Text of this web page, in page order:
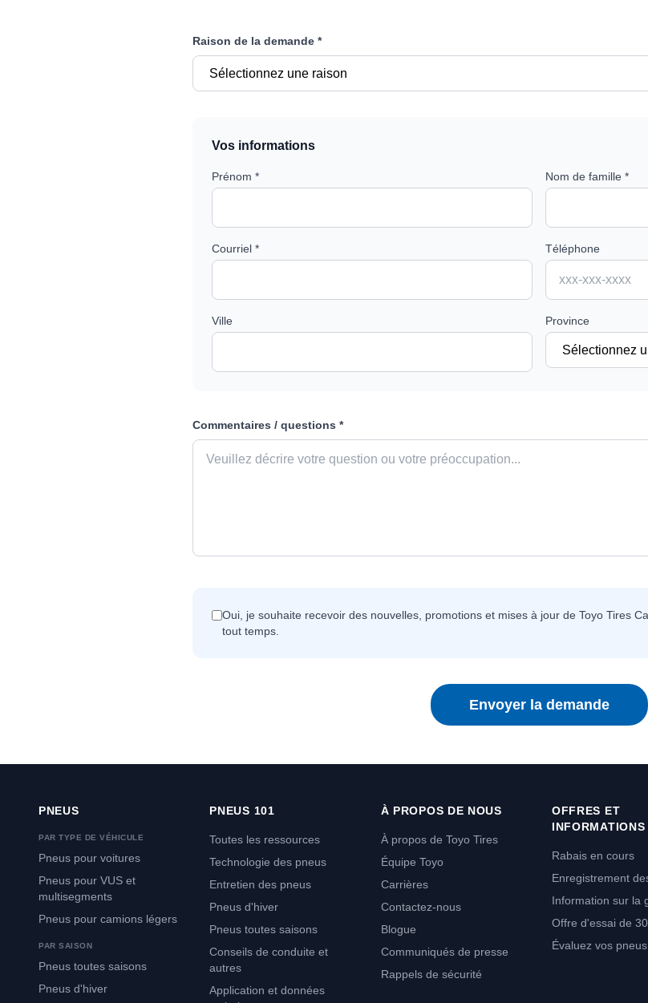
Raison de la demande *
Vos informations
Prénom * Nom de famille *
Courriel * Téléphone
Ville Province
Commentaires / questions *
Oui, je souhaite recevoir des nouvelles, promotions et mises à jour de Toyo Tires
tout temps.
Envoyer la demande
PNEUS
PAR TYPE DE VÉHICULE
Pneus pour voitures
Pneus pour VUS et
multisegments
Pneus pour camions légers
PAR SAISON
Pneus toutes saisons
Pneus d'hiver
PNEUS 101
Toutes les ressources
Technologie des pneus
Entretien des pneus
Pneus d'hiver
Pneus toutes saisons
Conseils de conduite et
autres
Application et données
À PROPOS DE NOUS
À propos de Toyo Tires
Équipe Toyo
Carrières
Contactez-nous
Blogue
Communiqués de presse
Rappels de sécurité
OFFRES ET
INFORMATIONS
Rabais en cours
Enregistrement
Information sur la
Offre d'essai de
Évaluez vos pneus